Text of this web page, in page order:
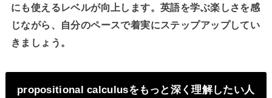
にも使えるレベルが向上します。英語を学ぶ楽しさを感
じながら、自分のペースで着実にステップアップしてい
きましょう。
propositional calculusをもっと深く理解したい人